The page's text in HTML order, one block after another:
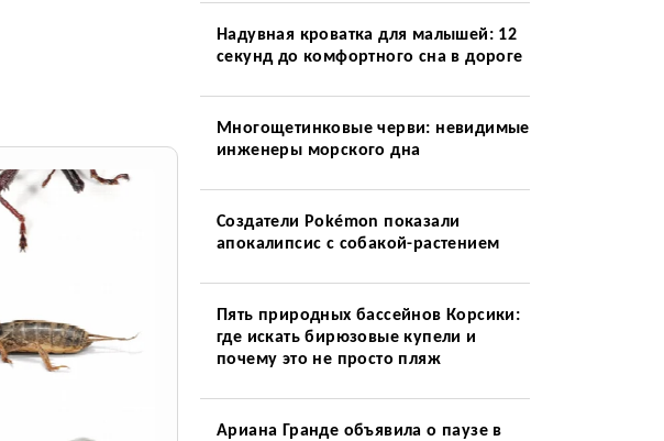
Надувная кроватка для малышей: 12
секунд до комфортного сна в дороге
Многощетинковые черви: невидимые
инженеры морского дна
Создатели Pokémon показали
апокалипсис с собакой-растением
Пять природных бассейнов Корсики:
где искать бирюзовые купели и
почему это не просто пляж
Ариана Гранде объявила о паузе в